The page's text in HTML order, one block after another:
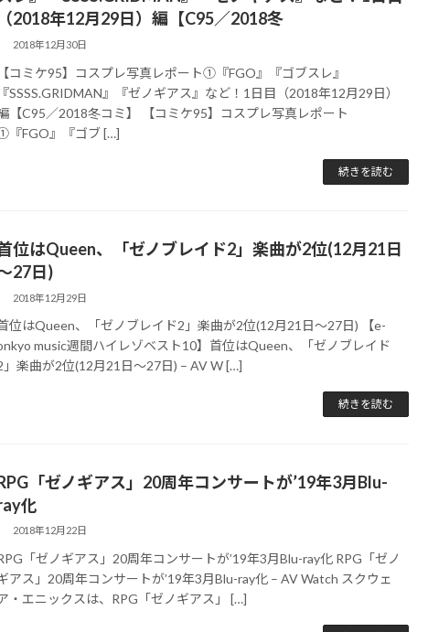
（2018年12月29日）編【C95／2018冬
2018年12月30日
【コミケ95】コスプレ写真レポート①『FGO』『ゴブスレ』
『SSSS.GRIDMAN』『ゼノギアス』など！1日目（2018年12月29日）
【C95／2018冬コミ】 【コミケ95】コスプレ写真レポート
『FGO』『ゴブ […]
続きを読む
位はQueen、「ゼノブレイド2」楽曲が2位(12月21日
27日)
2018年12月29日
位はQueen、「ゼノブレイド2」楽曲が2位(12月21日～27日) 【e-
music週間ハイレゾベスト10】首位はQueen、「ゼノブレイド
」楽曲が2位(12月21日～27日) – AV W […]
続きを読む
「ゼノギアス」20周年コンサートが’19年3月Blu-
化
2018年12月22日
「ゼノギアス」20周年コンサートが’19年3月Blu-ray化 RPG「ゼノ
アス」20周年コンサートが’19年3月Blu-ray化 – AV Watch スクウェ
・エニックスは、RPG「ゼノギアス」 […]